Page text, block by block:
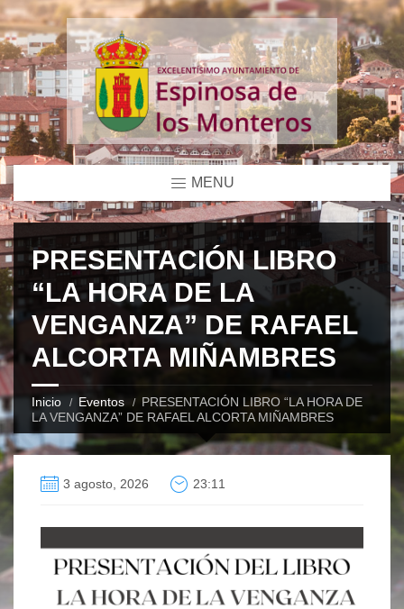
MENU
PRESENTACIÓN LIBRO
“LA HORA DE LA
VENGANZA” DE RAFAEL
ALCORTA MIÑAMBRES
Inicio Eventos
PRESENTACIÓN LIBRO “LA HORA DE
LA VENGANZA” DE RAFAEL ALCORTA MIÑAMBRES
3 agosto, 2026 23:11